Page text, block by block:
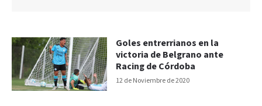
12 de Noviembre de 2020
Goles entrerrianos en la
victoria de Belgrano ante
Racing de Córdoba